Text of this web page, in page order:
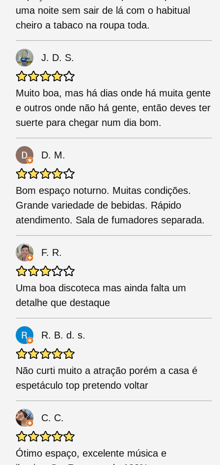
uma noite sem sair de lá com o habitual
cheiro a tabaco na roupa toda.
J. D. S.
Muito boa, mas há dias onde há muita gente
e outros onde não há gente, então deves ter
suerte para chegar num dia bom.
D. M.
Bom espaço noturno. Muitas condições.
Grande variedade de bebidas. Rápido
atendimento. Sala de fumadores separada.
F. R.
Uma boa discoteca mas ainda falta um
detalhe que destaque
R. B. d. s.
Não curti muito a atração porém a casa é
espetáculo top pretendo voltar
C. C.
Ótimo espaço, excelente música e